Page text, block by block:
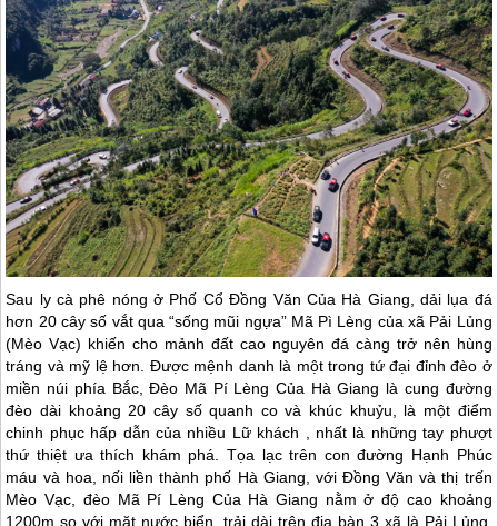
Sau ly cà phê nóng ở Phố Cổ Đồng Văn Của Hà Giang, dải lụa đá
hơn 20 cây số vắt qua “sống mũi ngựa” Mã Pì Lèng của xã Pải Lủng
(Mèo Vạc) khiến cho mảnh đất cao nguyên đá càng trở nên hùng
tráng và mỹ lệ hơn. Được mệnh danh là một trong tứ đại đỉnh đèo ở
miền núi phía Bắc, Đèo Mã Pí Lèng Của Hà Giang là cung đường
đèo dài khoảng 20 cây số quanh co và khúc khuỷu, là một điểm
chinh phục hấp dẫn của nhiều Lữ khách , nhất là những tay phượt
thứ thiệt ưa thích khám phá. Tọa lạc trên con đường Hạnh Phúc
máu và hoa, nối liền thành phố Hà Giang, với Đồng Văn và thị trến
Mèo Vạc, đèo Mã Pí Lèng Của Hà Giang nằm ở độ cao khoảng
1200m so với mặt nước biển, trải dài trên địa bàn 3 xã là Pải Lủng,